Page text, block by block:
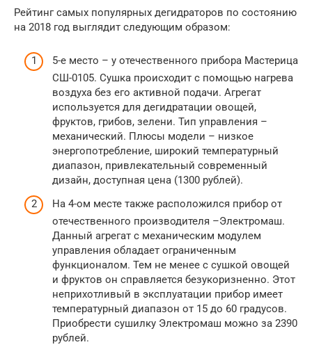
Рейтинг самых популярных дегидраторов по состоянию
на 2018 год выглядит следующим образом:
5-е место – у отечественного прибора Мастерица
СШ-0105. Сушка происходит с помощью нагрева
воздуха без его активной подачи. Агрегат
используется для дегидратации овощей,
фруктов, грибов, зелени. Тип управления –
механический. Плюсы модели – низкое
энергопотребление, широкий температурный
диапазон, привлекательный современный
дизайн, доступная цена (1300 рублей).
На 4-ом месте также расположился прибор от
отечественного производителя –Электромаш.
Данный агрегат с механическим модулем
управления обладает ограниченным
функционалом. Тем не менее с сушкой овощей
и фруктов он справляется безукоризненно. Этот
неприхотливый в эксплуатации прибор имеет
температурный диапазон от 15 до 60 градусов.
Приобрести сушилку Электромаш можно за 2390
рублей.